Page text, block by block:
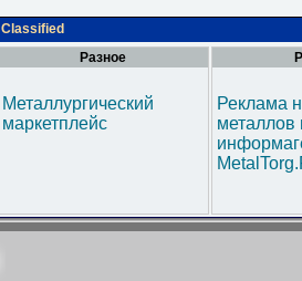
Classified
Разное
Металлургический
маркетплейс
Реклама
металлов